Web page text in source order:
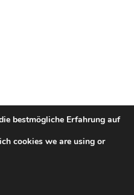
bestmögliche Erfahrung auf
cookies we are using or